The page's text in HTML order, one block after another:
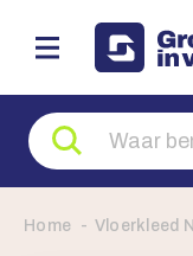
Zoeken
naar
producten
Home Vloerkleed